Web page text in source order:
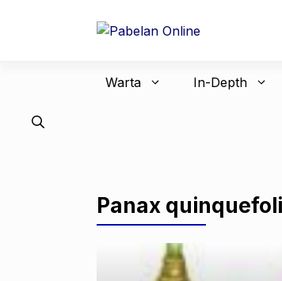
Warta In-Depth
Panax